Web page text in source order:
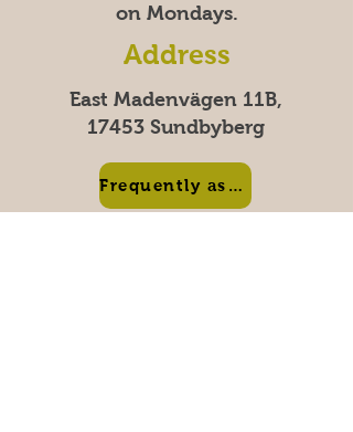
on Mondays.
Address
East Madenvägen 11B,
17453 Sundbyberg
Frequently asked questions